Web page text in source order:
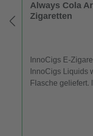
Always Cola
Zigaretten
InnoCigs E-
InnoCigs Liquids
Flasche geliefert.